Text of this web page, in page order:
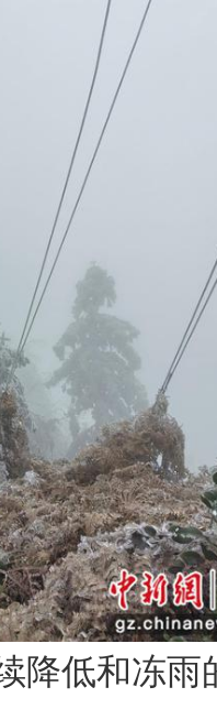
低和冻雨